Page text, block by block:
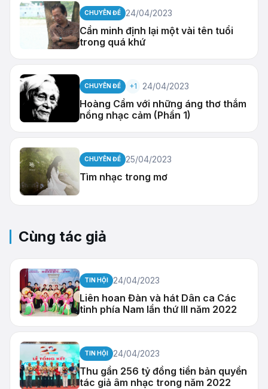
CHUYÊN ĐỀ 24/04/2023
Cần minh định lại một vài tên tuổi
trong quá khứ
CHUYÊN ĐỀ +1 24/04/2023
Hoàng Cầm với những áng thơ thắm
nồng nhạc cảm (Phần 1)
CHUYÊN ĐỀ 25/04/2023
Tìm nhạc trong mơ
Cùng tác giả
TIN HỘI 24/04/2023
Liên hoan Đàn và hát Dân ca Các
tỉnh phía Nam lần thứ III năm 2022
TIN HỘI 24/04/2023
Thu gần 256 tỷ đồng tiền bản quyền
tác giả âm nhạc trong năm 2022